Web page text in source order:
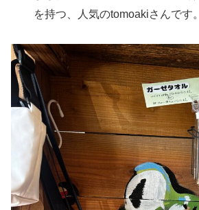
を持つ、人気のtomoakiさんです。